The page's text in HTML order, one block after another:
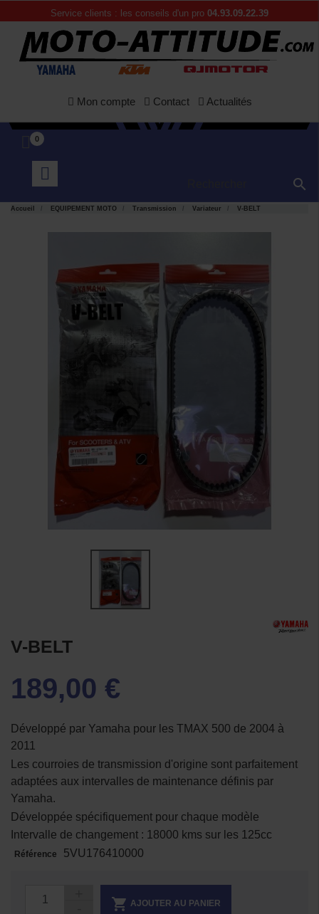
Service clients : les conseils d'un pro 04.93.09.22.39
Mon compte Contact Actualités
0

Accueil EQUIPEMENT MOTO Transmission Variateur V-BELT
V-BELT
189,00 €
Développé par Yamaha pour les TMAX 500 de 2004 à
2011
Les courroies de transmission d'origine sont parfaitement
adaptées aux intervalles de maintenance définis par
Yamaha.
Développée spécifiquement pour chaque modèle
Intervalle de changement : 18000 kms sur les 125cc
Référence 5VU176410000
 AJOUTER AU PANIER